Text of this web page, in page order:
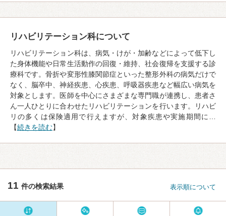
リハビリテーション科について
リハビリテーション科は、病気・けが・加齢などによって低下し
た身体機能や日常生活動作の回復・維持、社会復帰を支援する診
療科です。骨折や変形性膝関節症といった整形外科の病気だけで
なく、脳卒中、神経疾患、心疾患、呼吸器疾患など幅広い病気を
対象とします。医師を中心にさまざまな専門職が連携し、患者さ
ん一人ひとりに合わせたリハビリテーションを行います。リハビ
リの多くは保険適用で行えますが、対象疾患や実施期間に…
【続きを読む】
11 件の検索結果 表示順について